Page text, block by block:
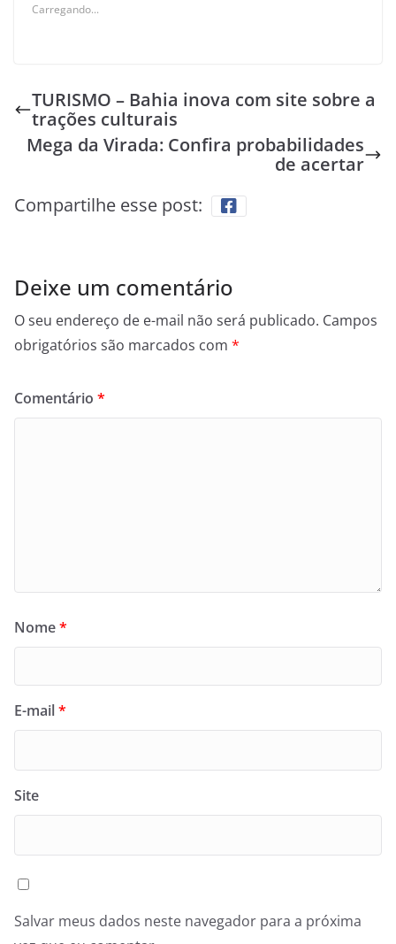
Carregando...
TURISMO – Bahia inova com site sobre a
trações culturais
Mega da Virada: Confira probabilidades
de acertar
Compartilhe esse post:
Deixe um comentário
O seu endereço de e-mail não será publicado. Campos
obrigatórios são marcados com *
Comentário *
Nome*
E-mail*
Site
Salvar meus dados neste navegador para a próxima